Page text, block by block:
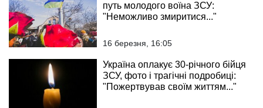
путь молодого воїна ЗСУ:
"Неможливо змиритися..."
16 березня, 16:05
Україна оплакує 30-річного бійця
ЗСУ, фото і трагічні подробиці:
"Пожертвував своїм життям..."